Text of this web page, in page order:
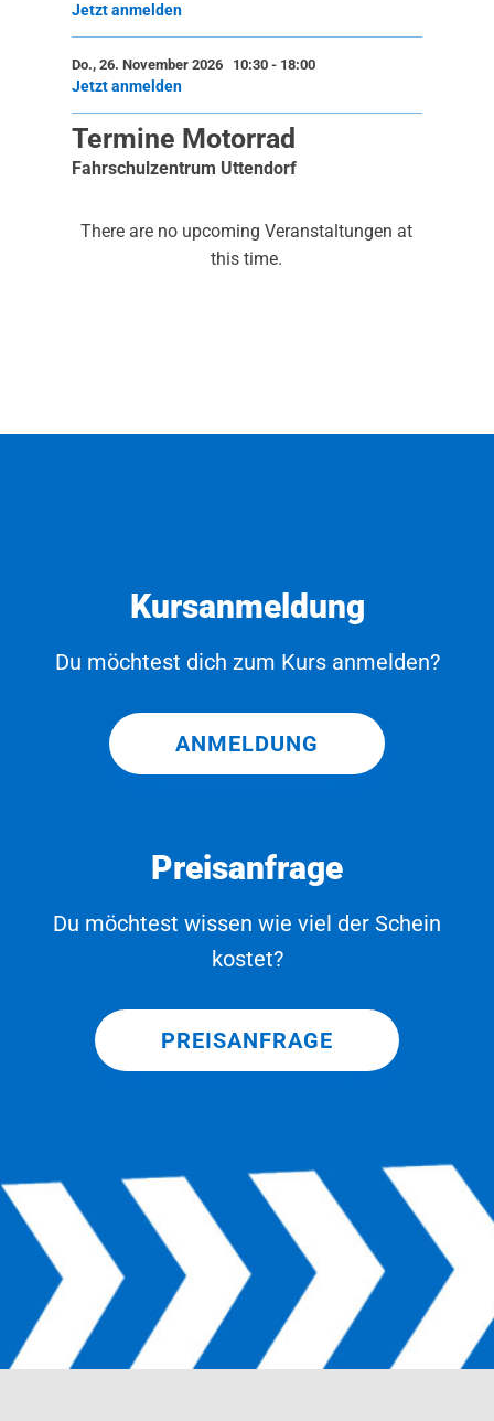
Jetzt anmelden
Jetzt anmelden
Do., 26. November 2026 10:30- 18:00
Termine Motorrad
Fahrschulzentrum Uttendorf
There are no upcoming Veranstaltungen at
this time.
Kursanmeldung
Du möchtest dich zum Kurs anmelden?
ANMELDUNG
Preisanfrage
Du möchtest wissen wie viel der Schein
kostet?
PREISANFRAGE